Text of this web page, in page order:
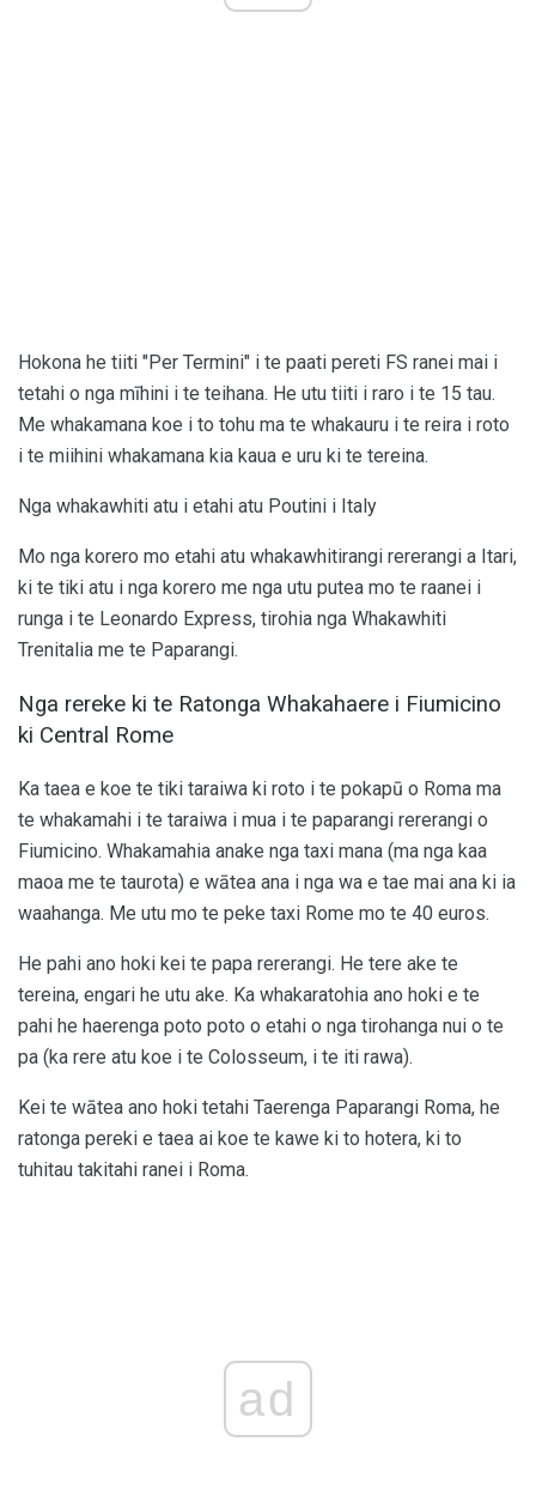
Hokona he tiiti "Per Termini" i te paati pereti FS ranei mai i
tetahi o nga mīhini i te teihana. He utu tiiti i raro i te 15 tau.
Me whakamana koe i to tohu ma te whakauru i te reira i roto
i te miihini whakamana kia kaua e uru ki te tereina.
Nga whakawhiti atu i etahi atu Poutini i Italy
Mo nga korero mo etahi atu whakawhitirangi rererangi a Itari,
ki te tiki atu i nga korero me nga utu putea mo te raanei i
runga i te Leonardo Express, tirohia nga Whakawhiti
Trenitalia me te Paparangi.
Nga rereke ki te Ratonga Whakahaere i Fiumicino
ki Central Rome
Ka taea e koe te tiki taraiwa ki roto i te pokapū o Roma ma
te whakamahi i te taraiwa i mua i te paparangi rererangi o
Fiumicino. Whakamahia anake nga taxi mana (ma nga kaa
maoa me te taurota) e wātea ana i nga wa e tae mai ana ki ia
waahanga. Me utu mo te peke taxi Rome mo te 40 euros.
He pahi ano hoki kei te papa rererangi. He tere ake te
tereina, engari he utu ake. Ka whakaratohia ano hoki e te
pahi he haerenga poto poto o etahi o nga tirohanga nui o te
pa (ka rere atu koe i te Colosseum, i te iti rawa).
Kei te wātea ano hoki tetahi Taerenga Paparangi Roma, he
ratonga pereki e taea ai koe te kawe ki to hotera, ki to
tuhitau takitahi ranei i Roma.
ad